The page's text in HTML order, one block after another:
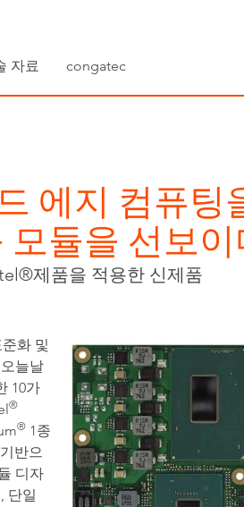
자료 congatec
에지 컴퓨팅
모듈을 선보이
제품을 적용한 신제품
화 및
늘날
10가
®
® 1종
반으
디자
단일